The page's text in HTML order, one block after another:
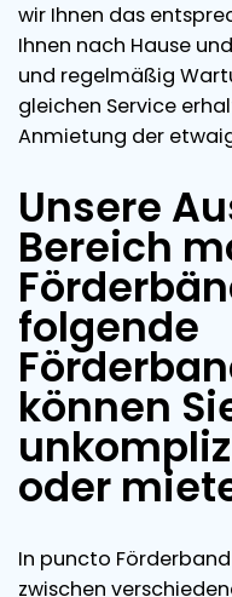
wir Ihnen das
Ihnen nach Hause
und regelmäßig
gleichen Service
Anmietung der
Unsere
Bereich
folgende
können
oder
In puncto
zwischen